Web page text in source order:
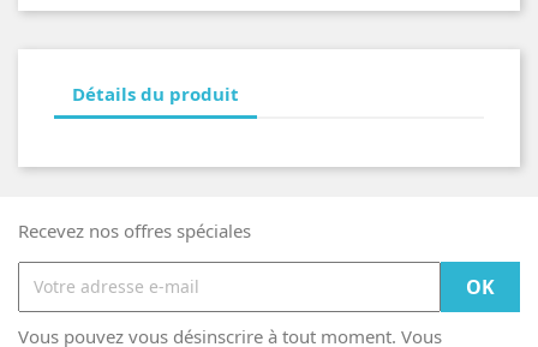
Détails du produit
Recevez nos offres spéciales
Vous pouvez vous désinscrire à tout moment. Vous